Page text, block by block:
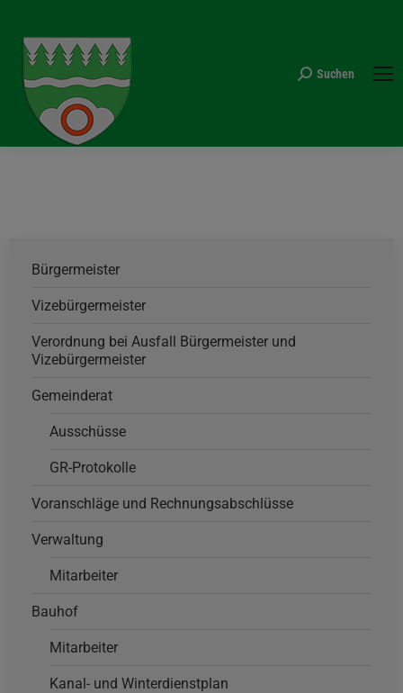
Search:
Suchen
Bürgermeister
Vizebürgermeister
Verordnung bei Ausfall Bürgermeister und
Vizebürgermeister
Gemeinderat
Ausschüsse
GR-Protokolle
Voranschläge und Rechnungsabschlüsse
Verwaltung
Mitarbeiter
Bauhof
Mitarbeiter
Kanal- und Winterdienstplan